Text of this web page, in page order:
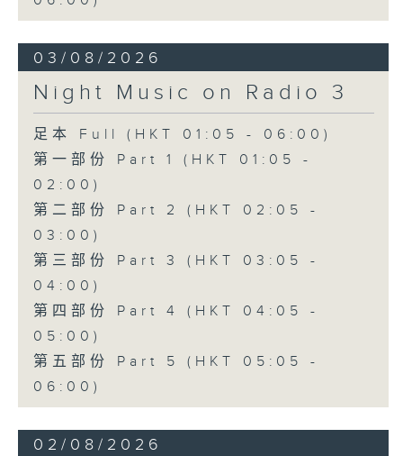
03/08/2026
Night Music on Radio 3
足本 Full (HKT 01:05 - 06:00)
第一部份 Part 1 (HKT 01:05 -
02:00)
第二部份 Part 2 (HKT 02:05 -
03:00)
第三部份 Part 3 (HKT 03:05 -
04:00)
第四部份 Part 4 (HKT 04:05 -
05:00)
第五部份 Part 5 (HKT 05:05 -
06:00)
02/08/2026